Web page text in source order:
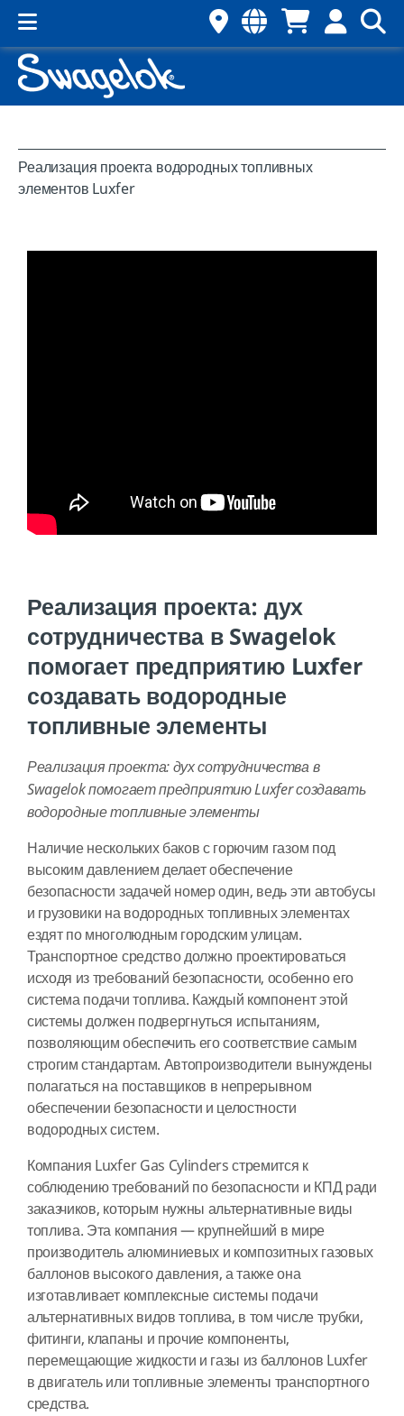
Реализация проекта водородных топливных
элементов Luxfer
Реализация проекта: дух
сотрудничества в Swagelok
помогает предприятию Luxfer
создавать водородные
топливные элементы
Реализация проекта: дух сотрудничества в
Swagelok помогает предприятию Luxfer создавать
водородные топливные элементы
Наличие нескольких баков с горючим газом под
высоким давлением делает обеспечение
безопасности задачей номер один, ведь эти автобусы
и грузовики на водородных топливных элементах
ездят по многолюдным городским улицам.
Транспортное средство должно проектироваться
исходя из требований безопасности, особенно его
система подачи топлива. Каждый компонент этой
системы должен подвергнуться испытаниям,
позволяющим обеспечить его соответствие самым
строгим стандартам. Автопроизводители вынуждены
полагаться на поставщиков в непрерывном
обеспечении безопасности и целостности
водородных систем.
Компания Luxfer Gas Cylinders стремится к
соблюдению требований по безопасности и КПД ради
заказчиков, которым нужны альтернативные виды
топлива. Эта компания — крупнейший в мире
производитель алюминиевых и композитных газовых
баллонов высокого давления, а также она
изготавливает комплексные системы подачи
альтернативных видов топлива, в том числе трубки,
фитинги, клапаны и прочие компоненты,
перемещающие жидкости и газы из баллонов Luxfer
в двигатель или топливные элементы транспортного
средства.